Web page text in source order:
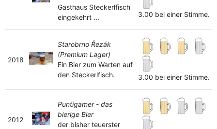
Gasthaus Steckerlfisch
eingekehrt ...
3.00 bei einer Stimme.
2018
Starobrno Řezák
(Premium Lager)
Ein Bier zum Warten auf
den Steckerlfisch.
3.00 bei einer Stimme.
2012
Puntigamer - das
bierige Bier
der bisher teuerster